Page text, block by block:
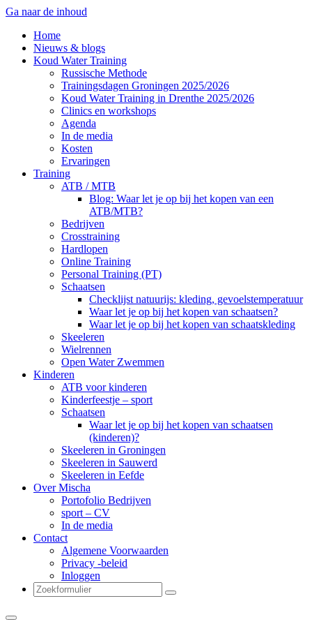
Ga naar de inhoud
Home
Nieuws & blogs
Koud Water Training
Russische Methode
Trainingsdagen Groningen 2025/2026
Koud Water Training in Drenthe 2025/2026
Clinics en workshops
Agenda
In de media
Kosten
Ervaringen
Training
ATB / MTB
Blog: Waar let je op bij het kopen van een
ATB/MTB?
Bedrijven
Crosstraining
Hardlopen
Online Training
Personal Training (PT)
Schaatsen
Checklijst natuurijs: kleding, gevoelstemperatuur
Waar let je op bij het kopen van schaatsen?
Waar let je op bij het kopen van schaatskleding
Skeeleren
Wielrennen
Open Water Zwemmen
Kinderen
ATB voor kinderen
Kinderfeestje – sport
Schaatsen
Waar let je op bij het kopen van schaatsen
(kinderen)?
Skeeleren in Groningen
Skeeleren in Sauwerd
Skeeleren in Eefde
Over Mischa
Portofolio Bedrijven
sport – CV
In de media
Contact
Algemene Voorwaarden
Privacy -beleid
Inloggen
Zoeken